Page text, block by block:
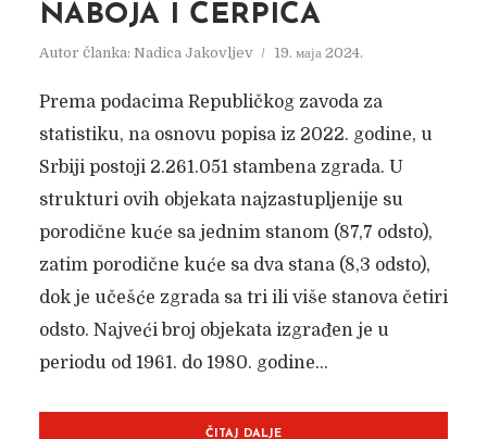
NABOJA I ČERPIĆA
Autor članka: Nadica Jakovljev 19. маја 2024.
Prema podacima Republičkog zavoda za
statistiku, na osnovu popisa iz 2022. godine, u
Srbiji postoji 2.261.051 stambena zgrada. U
strukturi ovih objekata najzastupljenije su
porodične kuće sa jednim stanom (87,7 odsto),
zatim porodične kuće sa dva stana (8,3 odsto),
dok je učešće zgrada sa tri ili više stanova četiri
odsto. Najveći broj objekata izgrađen je u
periodu od 1961. do 1980. godine...
ČITAJ DALJE